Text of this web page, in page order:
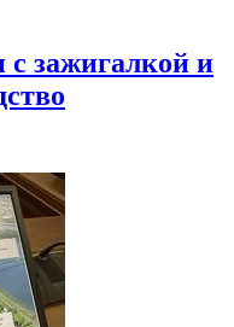
с зажигалкой и